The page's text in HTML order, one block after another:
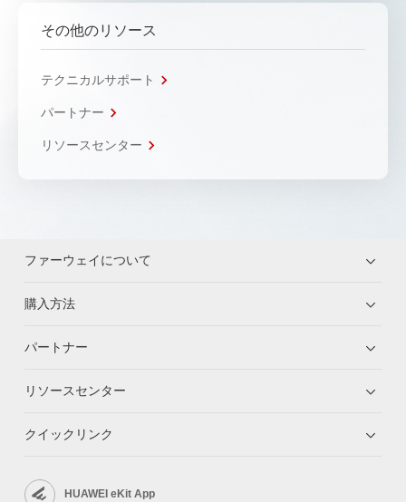
その他のリソース
テクニカルサポート
パートナー
リソースセンター
ファーウェイについて
購入方法
パートナー
リソースセンター
クイックリンク
HUAWEI eKit App